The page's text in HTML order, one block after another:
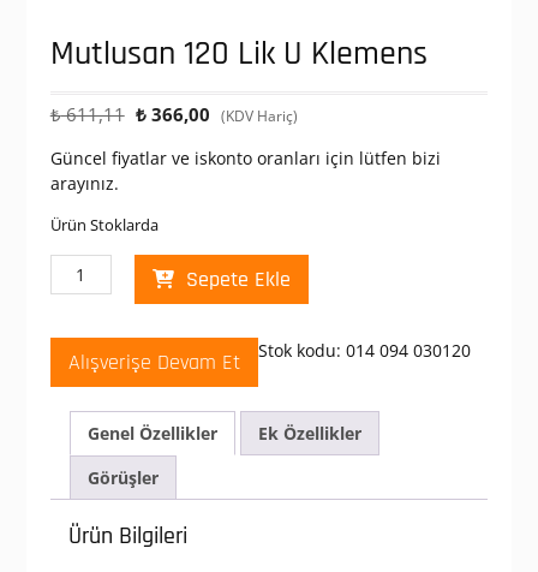
Mutlusan 120 Lik U Klemens
₺611,11 Orijinal
₺ 611,11.
₺366,00 Şu
fiyat:
(KDV Hariç)
Güncel fiyatlar ve iskonto oranları için lütfen bizi
arayınız.
Ürün Stoklarda
Mutlusan
120
U
Klemens
adet
Sepete Ekle
Alışverişe Devam Et Stok kodu: 014 094 030120
Genel Özellikler
Ek Özellikler
Görüşler
Ürün Bilgileri